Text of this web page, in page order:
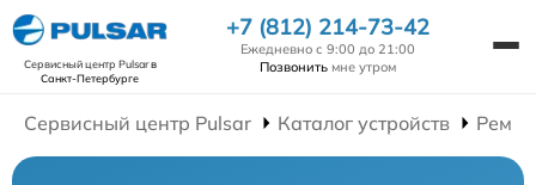
Сервисный центр Pulsarв
Санкт-Петербурге
+7 (812) 214-73-42
Ежедневно с 9:00 до 21:00
Позвонить мне утром
Сервисный центр Pulsar Каталог устройств